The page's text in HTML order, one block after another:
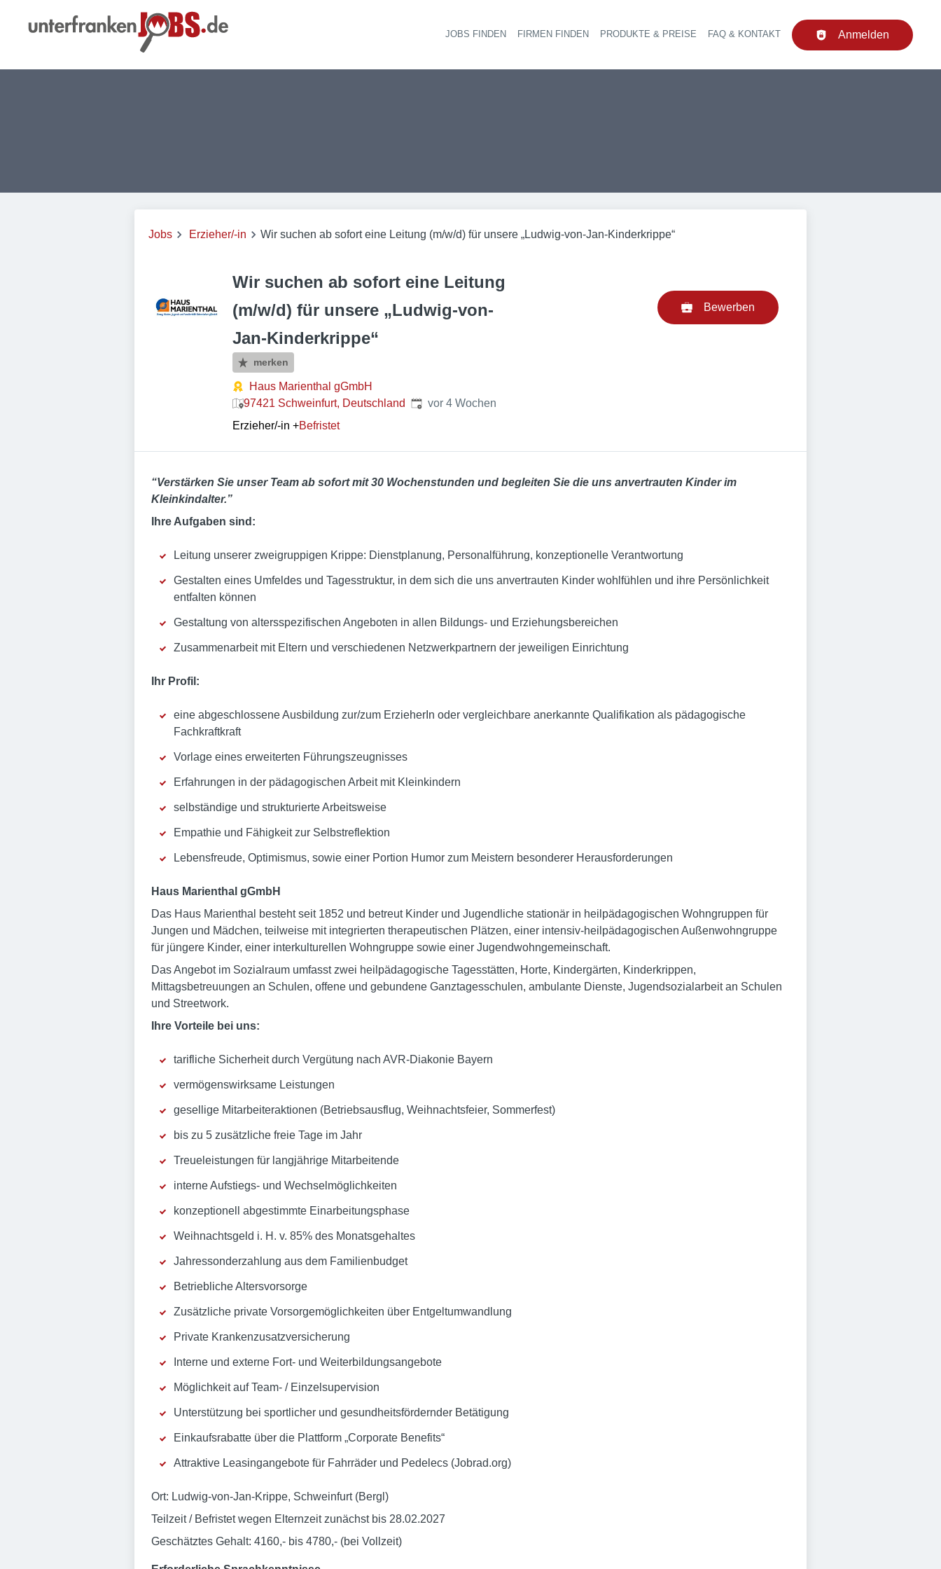
Haupt-Navigation
JOBS FINDEN FIRMEN FINDEN PRODUKTE & PREISE FAQ & KONTAKT Anmelden
Jobs Erzieher/-in Wir suchen ab sofort eine Leitung (m/w/d) für unsere „Ludwig-von-Jan-Kinderkrippe“
Wir suchen ab sofort eine Leitung
(m/w/d) für unsere „Ludwig-von-
Jan-Kinderkrippe“
merken
Haus Marienthal gGmbH
97421 Schweinfurt, Deutschland Veröffentlicht:
vor 4 Wochen
Erzieher/-in +Befristet
Bewerben
“Verstärken Sie unser Team ab sofort mit 30 Wochenstunden und begleiten Sie die uns anvertrauten Kinder im
Kleinkindalter.”
Ihre Aufgaben sind:
Leitung unserer zweigruppigen Krippe: Dienstplanung, Personalführung, konzeptionelle Verantwortung
Gestalten eines Umfeldes und Tagesstruktur, in dem sich die uns anvertrauten Kinder wohlfühlen und ihre Persönlichkeit
entfalten können
Gestaltung von altersspezifischen Angeboten in allen Bildungs- und Erziehungsbereichen
Zusammenarbeit mit Eltern und verschiedenen Netzwerkpartnern der jeweiligen Einrichtung
Ihr Profil:
eine abgeschlossene Ausbildung zur/zum ErzieherIn oder vergleichbare anerkannte Qualifikation als pädagogische
Fachkraftkraft
Vorlage eines erweiterten Führungszeugnisses
Erfahrungen in der pädagogischen Arbeit mit Kleinkindern
selbständige und strukturierte Arbeitsweise
Empathie und Fähigkeit zur Selbstreflektion
Lebensfreude, Optimismus, sowie einer Portion Humor zum Meistern besonderer Herausforderungen
Haus Marienthal gGmbH
Das Haus Marienthal besteht seit 1852 und betreut Kinder und Jugendliche stationär in heilpädagogischen Wohngruppen für
Jungen und Mädchen, teilweise mit integrierten therapeutischen Plätzen, einer intensiv-heilpädagogischen Außenwohngruppe
für jüngere Kinder, einer interkulturellen Wohngruppe sowie einer Jugendwohngemeinschaft.
Das Angebot im Sozialraum umfasst zwei heilpädagogische Tagesstätten, Horte, Kindergärten, Kinderkrippen,
Mittagsbetreuungen an Schulen, offene und gebundene Ganztagesschulen, ambulante Dienste, Jugendsozialarbeit an Schulen
und Streetwork.
Ihre Vorteile bei uns:
tarifliche Sicherheit durch Vergütung nach AVR-Diakonie Bayern
vermögenswirksame Leistungen
gesellige Mitarbeiteraktionen (Betriebsausflug, Weihnachtsfeier, Sommerfest)
bis zu 5 zusätzliche freie Tage im Jahr
Treueleistungen für langjährige Mitarbeitende
interne Aufstiegs- und Wechselmöglichkeiten
konzeptionell abgestimmte Einarbeitungsphase
Weihnachtsgeld i. H. v. 85% des Monatsgehaltes
Jahressonderzahlung aus dem Familienbudget
Betriebliche Altersvorsorge
Zusätzliche private Vorsorgemöglichkeiten über Entgeltumwandlung
Private Krankenzusatzversicherung
Interne und externe Fort- und Weiterbildungsangebote
Möglichkeit auf Team- / Einzelsupervision
Unterstützung bei sportlicher und gesundheitsfördernder Betätigung
Einkaufsrabatte über die Plattform „Corporate Benefits“
Attraktive Leasingangebote für Fahrräder und Pedelecs (Jobrad.org)
Ort: Ludwig-von-Jan-Krippe, Schweinfurt (Bergl)
Teilzeit / Befristet wegen Elternzeit zunächst bis 28.02.2027
Geschätztes Gehalt: 4160,- bis 4780,- (bei Vollzeit)